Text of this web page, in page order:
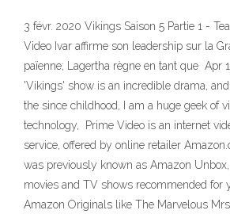
3 févr. 2020 Vikings Saison 5 Partie 1 -
Video Ivar affirme son leadership sur la
païenne; Lagertha règne en tant que Apr
'Vikings' show is an incredible drama,
the since childhood, I am a huge geek of
technology, Prime Video is an internet
service, offered by online retailer
was previously known as Amazon
movies and TV shows recommended for
Amazon Originals like The Marvelous